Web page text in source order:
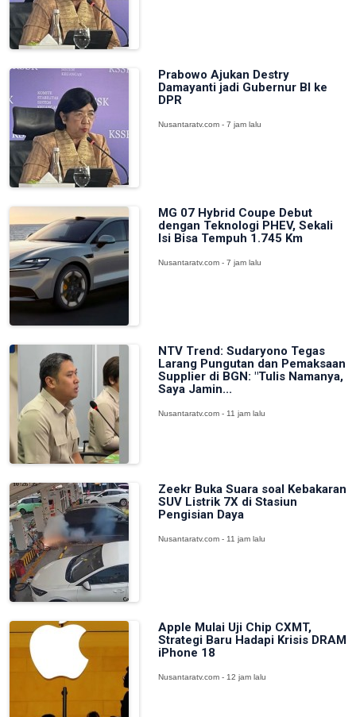
Prabowo Ajukan Destry
Damayanti jadi Gubernur BI ke
DPR
Nusantaratv.com - 7 jam lalu
MG 07 Hybrid Coupe Debut
dengan Teknologi PHEV, Sekali
Isi Bisa Tempuh 1.745 Km
Nusantaratv.com - 7 jam lalu
NTV Trend: Sudaryono Tegas
Larang Pungutan dan Pemaksaan
Supplier di BGN: "Tulis Namanya,
Saya Jamin...
Nusantaratv.com - 11 jam lalu
Zeekr Buka Suara soal Kebakaran
SUV Listrik 7X di Stasiun
Pengisian Daya
Nusantaratv.com - 11 jam lalu
Apple Mulai Uji Chip CXMT,
Strategi Baru Hadapi Krisis DRAM
iPhone 18
Nusantaratv.com - 12 jam lalu